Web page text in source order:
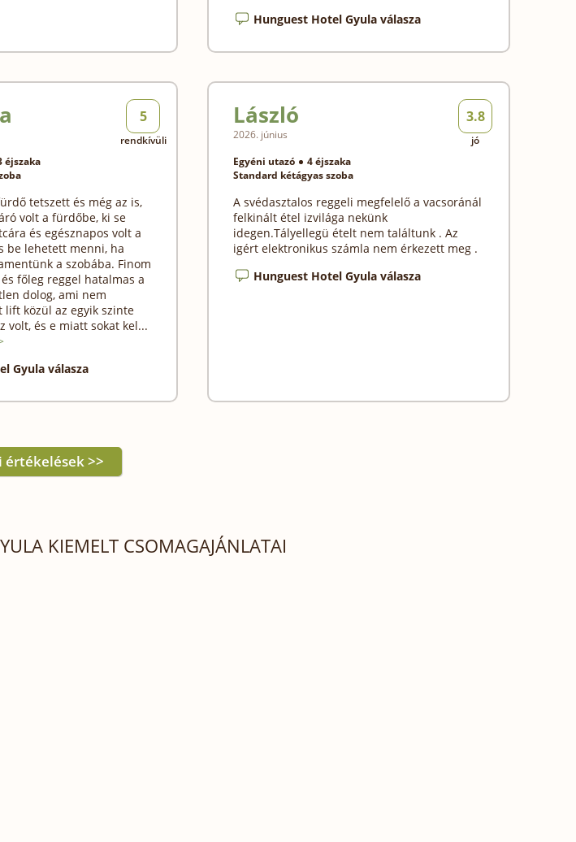
Hunguest Hotel Gyula válasza
éjszaka
tetszett és még az is,
volt a fürdőbe, ki se
és egésznapos volt a
be lehetett menni, ha
a szobába. Finom
főleg reggel hatalmas a
dolog, ami nem
lift közül az egyik szinte
volt, és e miatt sokat kel...
Gyula válasza
5
rendkívüli
László
2026. június
Egyéni utazó
4 éjszaka
Standard kétágyas szoba
A svédasztalos reggeli megfelelő a vacsoránál
felkinált étel izvilága nekünk
idegen.Tályellegü ételt nem találtunk . Az
igért elektronikus számla nem érkezett meg .
Hunguest Hotel Gyula válasza
3.8
jó
KIEMELT CSOMAGAJÁNLATAI